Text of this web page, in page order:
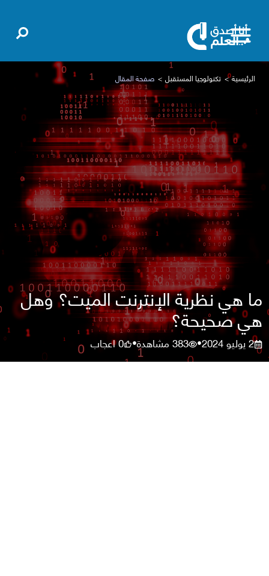
الرئيسية تكنولوجيا المستقبل صفحة المقال
ما هي نظرية الإنترنت الميت؟ وهل
هي صحيحة؟
2 يوليو 2024 •
383مشاهدة•
0اعجاب